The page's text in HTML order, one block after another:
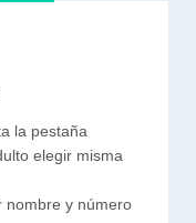
la pestaña
elegir misma
nombre y número